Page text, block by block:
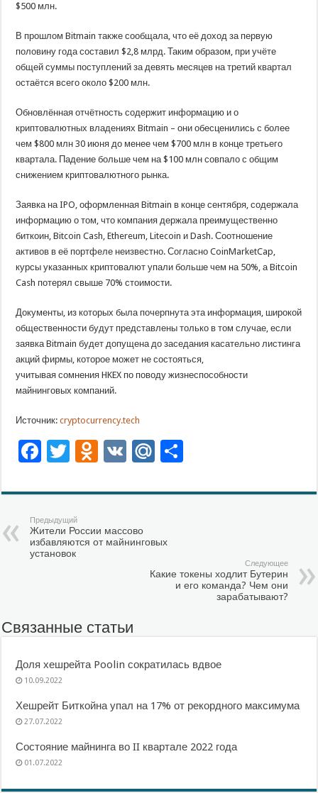
$500 млн.
В прошлом Bitmain также сообщала, что её доход за первую
половину года составил $2,8 млрд. Таким образом, при учёте
общей суммы поступлений за девять месяцев на третий квартал
остаётся всего около $200 млн.
Обновлённая отчётность содержит информацию и о
криптовалютных владениях Bitmain – они обесценились с более
чем $800 млн 30 июня до менее чем $700 млн в конце третьего
квартала. Падение больше чем на $100 млн совпало с общим
снижением криптовалютного рынка.
Заявка на IPO, оформленная Bitmain в конце сентября, содержала
информацию о том, что компания держала преимущественно
биткоин, Bitcoin Cash, Ethereum, Litecoin и Dash. Соотношение
активов в её портфеле неизвестно. Согласно CoinMarketCap,
курсы указанных криптовалют упали больше чем на 50%, а Bitcoin
Cash потерял свыше 70% стоимости.
Документы, из которых была почерпнута эта информация, широкой
общественности будут представлены только в том случае, если
заявка Bitmain будет допущена до заседания касательно листинга
акций фирмы, которое может не состояться,
учитывая сомнения HKEX по поводу жизнеспособности
майнинговых компаний.
Источник: cryptocurrency.tech
Facebook
Twitter
Odnoklassniki
VK Mail.Ru
Предыдущий
Жители России массово
избавляются от майнинговых
установок
Следующее
Какие токены ходлит Бутерин
и его команда? Чем они
зарабатывают?
Связанные статьи
Доля хешрейта Poolin сократилась вдвое
10.09.2022
Хешрейт Биткойна упал на 17% от рекордного максимума
27.07.2022
Состояние майнинга во II квартале 2022 года
01.07.2022